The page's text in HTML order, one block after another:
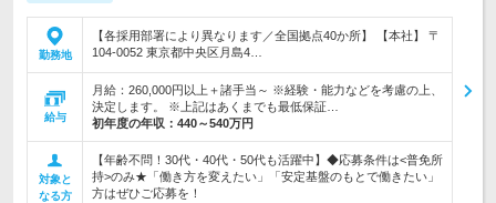
勤務地
【各採用部署により異なります／全国拠点40か所】 【本社】 〒
104-0052 東京都中央区月島4…
給与
月給：260,000円以上＋諸手当～ ※経験・能力などを考慮の上、
決定します。 ※上記はあくまでも最低保証…
初年度の年収： 440～540万円
対象と
なる方
【年齢不問！30代・40代・50代も活躍中】◆応募条件は<普免所
持>のみ★「働き方を変えたい」「安定基盤のもとで働きたい」
方はぜひご応募を！